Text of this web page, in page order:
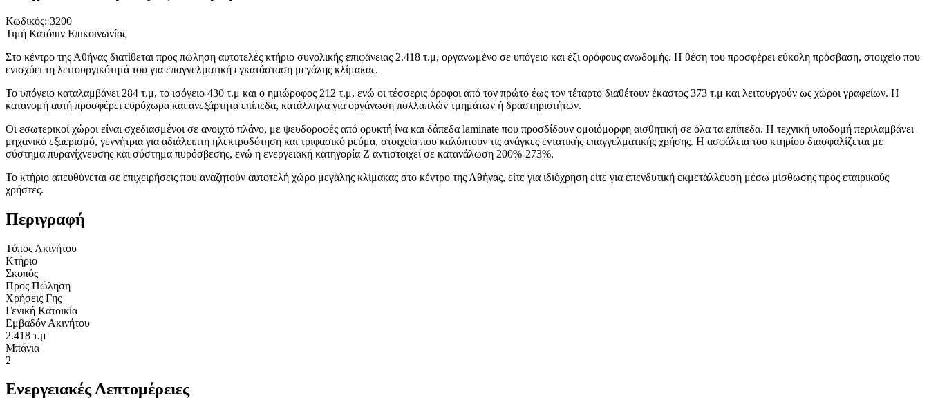
Κωδικός: 3200
Τιμή Κατόπιν Επικοινωνίας
Στο κέντρο της Αθήνας διατίθεται προς πώληση αυτοτελές κτήριο συνολικής επιφάνειας 2.418 τ.μ, οργανωμένο σε υπόγειο και έξι ορόφους ανωδομής. Η θέση του προσφέρει εύκολη πρόσβαση, στοιχείο που
ενισχύει τη λειτουργικότητά του για επαγγελματική εγκατάσταση μεγάλης κλίμακας.
Το υπόγειο καταλαμβάνει 284 τ.μ, το ισόγειο 430 τ.μ και ο ημιώροφος 212 τ.μ, ενώ οι τέσσερις όροφοι από τον πρώτο έως τον τέταρτο διαθέτουν έκαστος 373 τ.μ και λειτουργούν ως χώροι γραφείων. Η
κατανομή αυτή προσφέρει ευρύχωρα και ανεξάρτητα επίπεδα, κατάλληλα για οργάνωση πολλαπλών τμημάτων ή δραστηριοτήτων.
Οι εσωτερικοί χώροι είναι σχεδιασμένοι σε ανοιχτό πλάνο, με ψευδοροφές από ορυκτή ίνα και δάπεδα laminate που προσδίδουν ομοιόμορφη αισθητική σε όλα τα επίπεδα. Η τεχνική υποδομή περιλαμβάνει
μηχανικό εξαερισμό, γεννήτρια για αδιάλειπτη ηλεκτροδότηση και τριφασικό ρεύμα, στοιχεία που καλύπτουν τις ανάγκες εντατικής επαγγελματικής χρήσης. Η ασφάλεια του κτηρίου διασφαλίζεται με
σύστημα πυρανίχνευσης και σύστημα πυρόσβεσης, ενώ η ενεργειακή κατηγορία Ζ αντιστοιχεί σε κατανάλωση 200%-273%.
Το κτήριο απευθύνεται σε επιχειρήσεις που αναζητούν αυτοτελή χώρο μεγάλης κλίμακας στο κέντρο της Αθήνας, είτε για ιδιόχρηση είτε για επενδυτική εκμετάλλευση μέσω μίσθωσης προς εταιρικούς
χρήστες.
Περιγραφή
Τύπος Ακινήτου
Κτήριο
Σκοπός
Προς Πώληση
Χρήσεις Γης
Γενική Κατοικία
Εμβαδόν Ακινήτου
2.418 τ.μ
Μπάνια
2
Ενεργειακές Λεπτομέρειες